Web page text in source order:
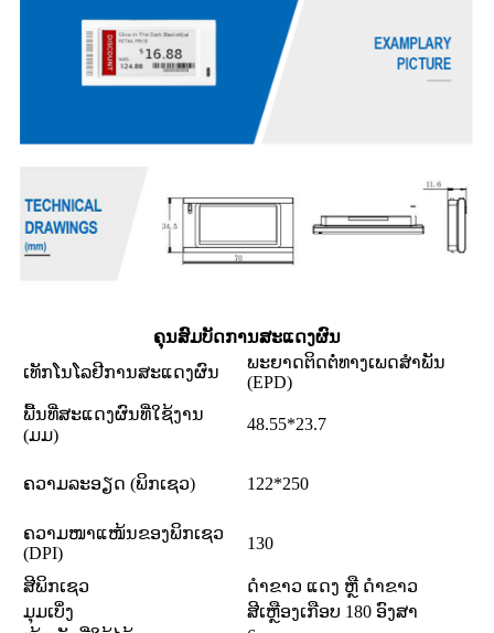
ຄຸນສົມບັດການສະແດງຜົນ
ເທັກໂນໂລຢີການສະແດງຜົນ
ພະຍາດຕິດຕໍ່ທາງເພດສຳພັນ
(EPD)
ພື້ນທີ່ສະແດງຜົນທີ່ໃຊ້ງານ
(ມມ)
48.55*23.7
ຄວາມລະອຽດ (ພິກເຊວ) 122*250
ຄວາມໜາແໜ້ນຂອງພິກເຊວ
(DPI)
130
ສີພິກເຊວ
ດຳຂາວ ແດງ ຫຼື ດຳຂາວ
ມຸມເບິ່ງ
ສີເຫຼືອງເກືອບ 180 ອົງສາ